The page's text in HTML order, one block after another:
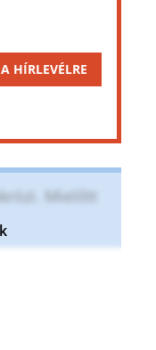
HÍRLEVÉLRE
Mielőtt